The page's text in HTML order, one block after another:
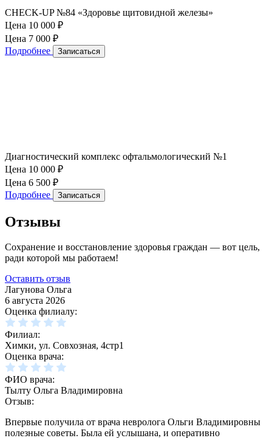
CHECK-UP №84 «Здоровье щитовидной железы»
Цена 10 000 ₽
Цена 7 000 ₽
Подробнее
Записаться
Диагностический комплекс офтальмологический №1
Цена 10 000 ₽
Цена 6 500 ₽
Подробнее
Записаться
Отзывы
Сохранение и восстановление здоровья граждан — вот цель,
ради которой мы работаем!
Оставить отзыв
Лагунова Ольга
6 августа 2026
Оценка филиалу:
Филиал:
Химки, ул. Совхозная, 4стр1
Оценка врача:
ФИО врача:
Тылту Ольга Владимировна
Отзыв:
Впервые получила от врача невролога Ольги Владимировны
полезные советы. Была ей услышана, и оперативно